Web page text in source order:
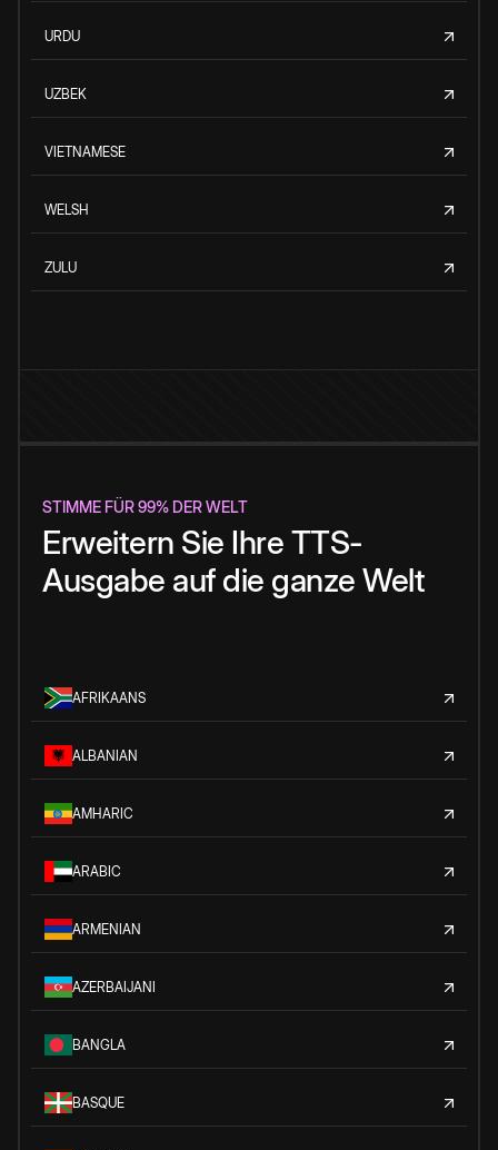
URDU
UZBEK
VIETNAMESE
WELSH
ZULU
STIMME FÜR 99% DER WELT
Erweitern Sie Ihre TTS-
Ausgabe auf die ganze Welt
AFRIKAANS
ALBANIAN
AMHARIC
ARABIC
ARMENIAN
AZERBAIJANI
BANGLA
BASQUE